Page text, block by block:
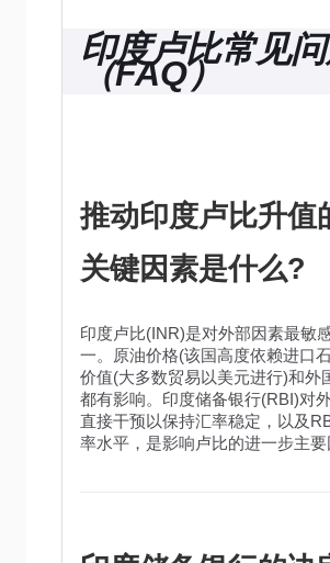
印度卢比常见
（FAQ）
推动印度卢比升值
关键因素是什么?
印度卢比(INR)是对外部因素最敏
一。原油价格(该国高度依赖进口
价值(大多数贸易以美元进行)和外
都有影响。印度储备银行(RBI)对
直接干预以保持汇率稳定，以及
率水平，是影响卢比的进一步主要